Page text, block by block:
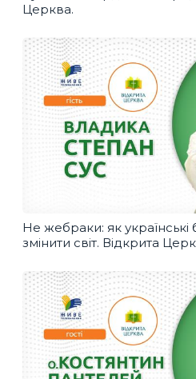
Церква.
Не жебраки: як українські
змінити світ. Відкрита